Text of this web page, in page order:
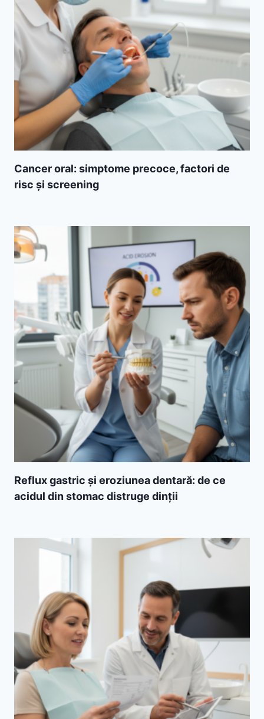
Cancer oral: simptome precoce, factori de
risc și screening
Reflux gastric și eroziunea dentară: de ce
acidul din stomac distruge dinții